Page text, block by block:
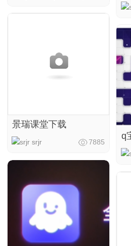
景瑞课堂下载
srjr 7885
q